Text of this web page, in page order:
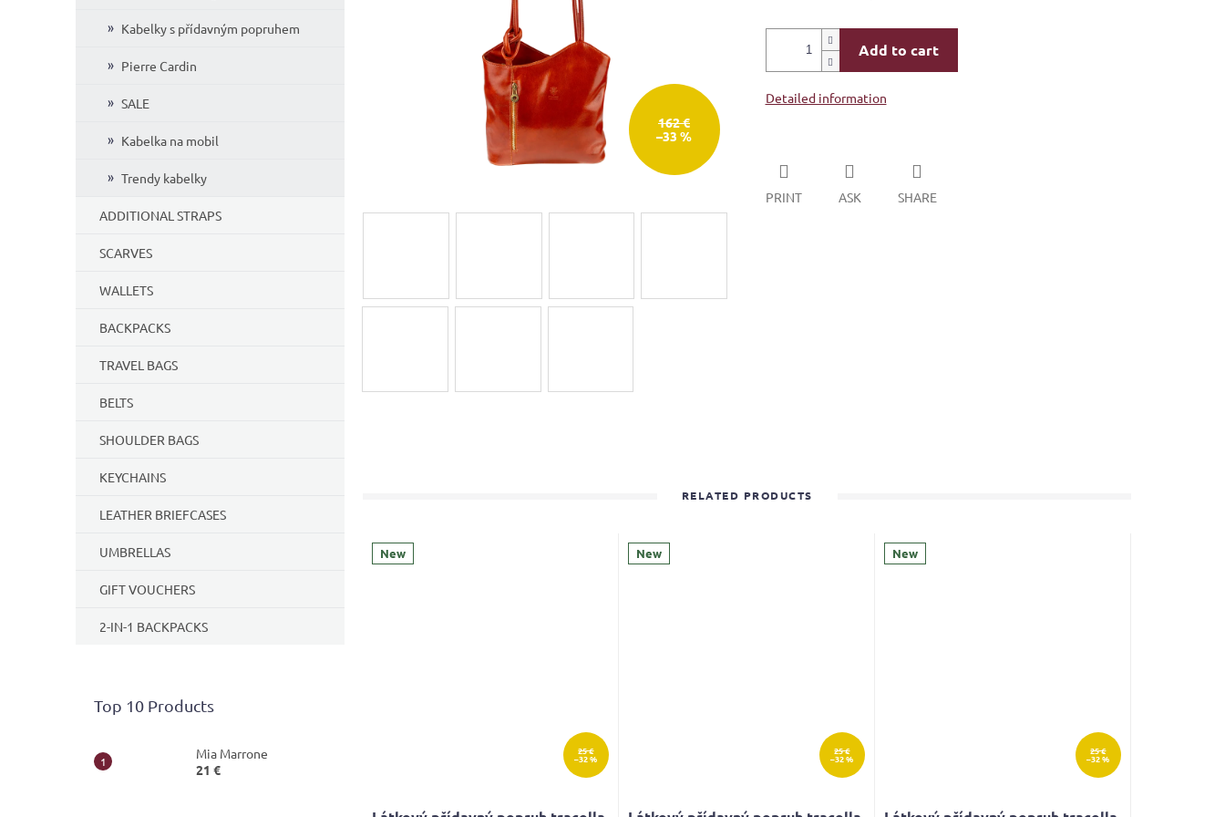
Kabelky s přídavným popruhem
Pierre Cardin
SALE
Kabelka na mobil
Trendy kabelky
ADDITIONAL STRAPS
SCARVES
WALLETS
BACKPACKS
TRAVEL BAGS
BELTS
SHOULDER BAGS
KEYCHAINS
LEATHER BRIEFCASES
UMBRELLAS
GIFT VOUCHERS
2-IN-1 BACKPACKS
Top 10 Products
Mia Marrone
21 €
162 €
–33 %
Add to cart
Detailed information
PRINT ASK SHARE
RELATED PRODUCTS
New
25 €
–32 %
New
25 €
–32 %
New
25 €
–32 %